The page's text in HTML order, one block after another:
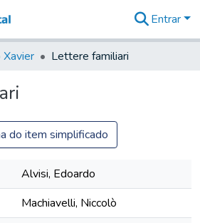
&
Coleções
Estatísticas
Entrar
Xavier Lettere familiari
do item simplificado
Alvisi, Edoardo
Machiavelli, Niccolò